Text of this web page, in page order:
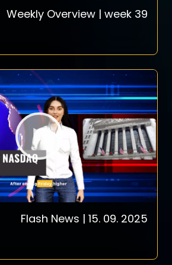
Weekly Overview | week 39
Flash News | 15. 09. 2025